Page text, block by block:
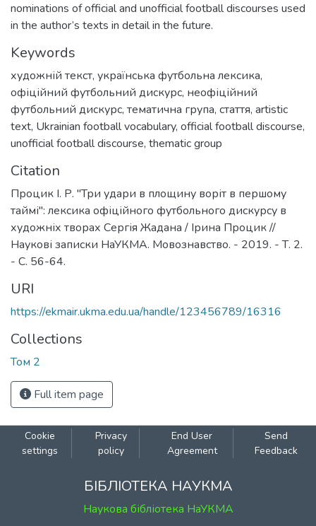
nominations of official and unofficial football discourses used
in the author’s texts in detail in the future.
Keywords
художній текст, українська футбольна лексика,
офіційний футбольний дискурс, неофіційний
футбольний дискурс, тематичнa групa, стаття, artistic
text, Ukrainian football vocabulary, official football discourse,
unofficial football discourse, thematic group
Citation
Процик І. Р. "Три удари в площину воріт в першому
таймі": лексика офіційного футбольного дискурсу в
художніх творах Сергія Жадана / Ірина Процик //
Наукові записки НаУКМА. Мовознавство. - 2019. - Т. 2.
- С. 56-64.
URI
https://ekmair.ukma.edu.ua/handle/123456789/16316
Collections
Том 2
Full item page
Cookie
settings
Privacy
policy
End User
Agreement
Send
Feedback
БІБЛІОТЕКА НАУКМА
Наукова бібліотека НаУКМА